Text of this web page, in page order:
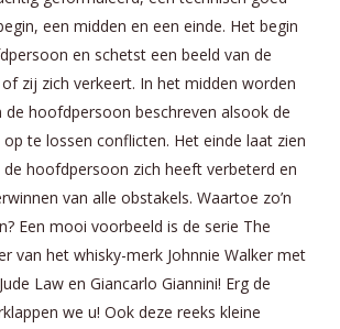
een midden en een einde. Het begin
en schetst een beeld van de
zij zich verkeert. In het midden worden
de hoofdpersoon beschreven alsook de
te lossen conflicten. Het einde laat zien
hoofdpersoon zich heeft verbeterd en
van alle obstakels. Waartoe zo’n
Een mooi voorbeeld is de serie The
van het whisky-merk Johnnie Walker met
Law en Giancarlo Giannini! Erg de
we u! Ook deze reeks kleine